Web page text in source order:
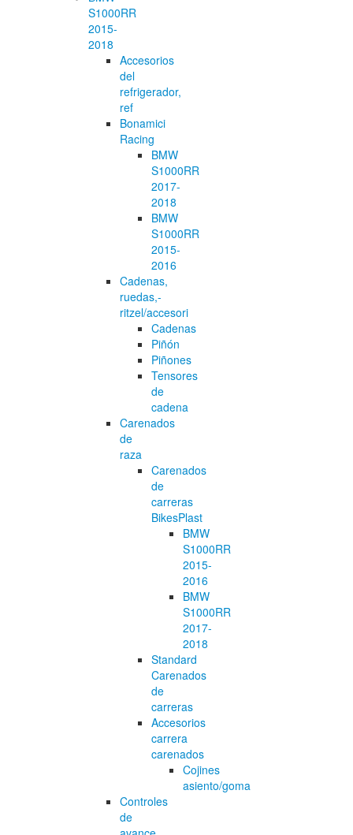
S1000RR
2015-
2018
Accesorios
del
refrigerador,
ref
Bonamici
Racing
BMW
S1000RR
2017-
2018
BMW
S1000RR
2015-
2016
Cadenas,
ruedas,-
ritzel/accesori
Cadenas
Piñón
Piñones
Tensores
de
cadena
Carenados
de
raza
Carenados
de
carreras
BikesPlast
BMW
S1000RR
2015-
2016
BMW
S1000RR
2017-
2018
Standard
Carenados
de
carreras
Accesorios
carrera
carenados
Cojines
asiento/goma
Controles
de